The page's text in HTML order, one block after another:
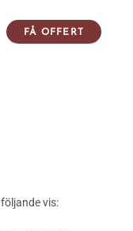
FÅ OFFERT
vis: